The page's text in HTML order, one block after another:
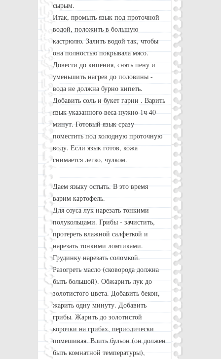
сырым.
Итак, промыть язык под проточной
водой, положить в большую
кастрюлю. Залить водой так, чтобы
она полностью покрывала мясо.
Довести до кипения, снять пену и
уменьшить нагрев до половины -
вода не должна бурно кипеть.
Добавить соль и букет гарни . Варить
язык указанного веса нужно 1ч 40
минут. Готовый язык сразу
поместить под холодную проточную
воду. Если язык готов, кожа
снимается легко, чулком.
Даем языку остыть. В это время
варим картофель.
Для соуса лук нарезать тонкими
полукольцами. Грибы - зачистить,
протереть влажной салфеткой и
нарезать тонкими ломтиками.
Грудинку нарезать соломкой.
Разогреть масло (сковорода должна
быть большой). Обжарить лук до
золотистого цвета. Добавить бекон,
жарить одну минуту. Добавить
грибы. Жарить до золотистой
корочки на грибах, периодически
помешивая. Влить бульон (он должен
быть комнатной температуры),